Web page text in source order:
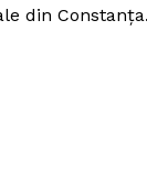
din Constanța.